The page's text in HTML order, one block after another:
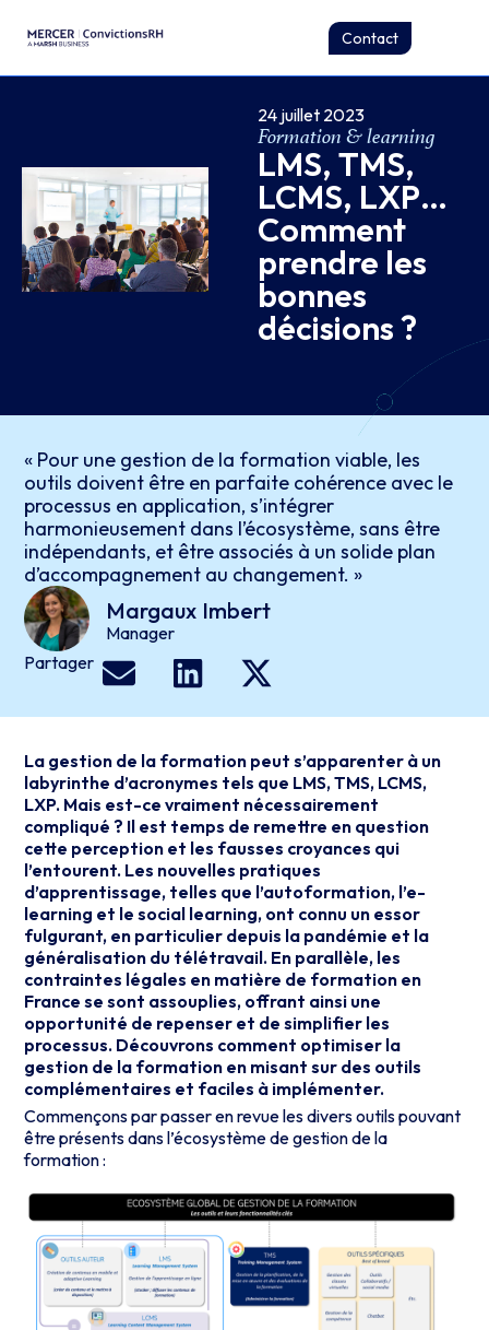
Contact
24 juillet 2023
Formation & learning
LMS, TMS,
LCMS, LXP…
Comment
prendre les
bonnes
décisions ?
« Pour une gestion de la formation viable, les
outils doivent être en parfaite cohérence avec le
processus en application, s’intégrer
harmonieusement dans l’écosystème, sans être
indépendants, et être associés à un solide plan
d’accompagnement au changement. »
Margaux Imbert
Manager
Partager
La gestion de la formation peut s’apparenter à un
labyrinthe d’acronymes tels que LMS, TMS, LCMS,
LXP. Mais est-ce vraiment nécessairement
compliqué ? Il est temps de remettre en question
cette perception et les fausses croyances qui
l’entourent. Les nouvelles pratiques
d’apprentissage, telles que l’autoformation, l’e-
learning et le social learning, ont connu un essor
fulgurant, en particulier depuis la pandémie et la
généralisation du télétravail. En parallèle, les
contraintes légales en matière de formation en
France se sont assouplies, offrant ainsi une
opportunité de repenser et de simplifier les
processus. Découvrons comment optimiser la
gestion de la formation en misant sur des outils
complémentaires et faciles à implémenter.
Commençons par passer en revue les divers outils pouvant
être présents dans l’écosystème de gestion de la
formation :